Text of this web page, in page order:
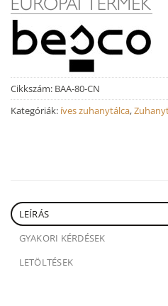
Cikkszám: BAA-80-CN
Kategóriák: íves zuhanytálca,
LEÍRÁS
GYAKORI KÉRDÉSEK
LETÖLTÉSEK